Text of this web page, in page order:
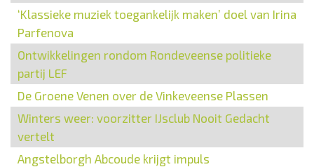
‘Klassieke muziek toegankelijk maken’ doel van Irina
Parfenova
Ontwikkelingen rondom Rondeveense politieke
partij LEF
De Groene Venen over de Vinkeveense Plassen
Winters weer: voorzitter IJsclub Nooit Gedacht
vertelt
Angstelborgh Abcoude krijgt impuls